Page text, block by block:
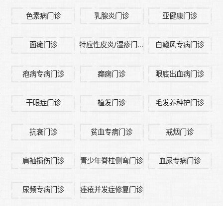
色素病门诊 乳腺炎门诊 亚健康门诊
面瘫门诊 特应性皮炎/湿疹门诊 白癜风专病门诊
疱病专病门诊 癫痫门诊 眼底出血病门诊
干眼症门诊 植发门诊 毛发养种护门诊
抗衰门诊 贫血专病门诊 戒烟门诊
肩袖损伤门诊 青少年脊柱侧弯门诊 血尿专病门诊
尿频专病门诊 痤疮并发症修复门诊